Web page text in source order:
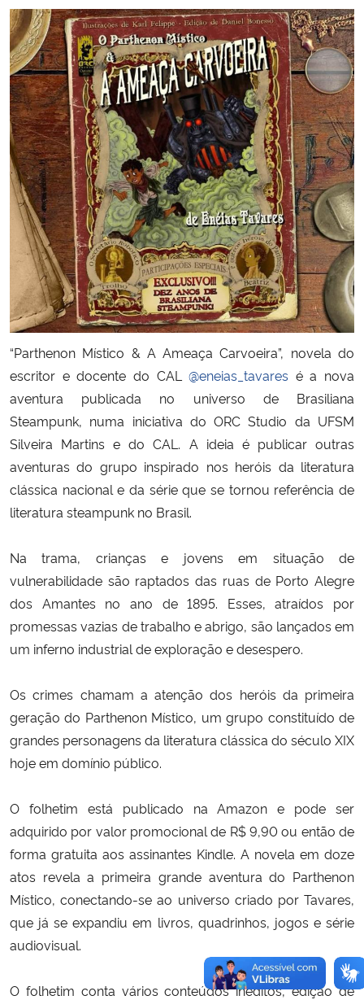
Ministério de Minas e Energia
Ministério da Ciência, Tecnologia, Inovações e Comunicações
Ministério do Meio Ambiente
Ministério do Turismo
Ministério do Desenvolvimento Regional
Controladoria-Geral da União
Ministério da Mulher, da Família e dos Direitos Humanos
Secretaria-Geral
Gabinete de Segurança Institucional
Advocacia-Geral da União
Banco Central do Brasil
“Parthenon Místico & A Ameaça Carvoeira”, novela do
escritor e docente do CAL@eneias_tavares é a nova
aventura publicada no universo de Brasiliana
Steampunk, numa iniciativa do ORC Studio da UFSM
Silveira Martins e do CAL. A ideia é publicar outras
aventuras do grupo inspirado nos heróis da literatura
clássica nacional e da série que se tornou referência de
literatura steampunk no Brasil.
Na trama, crianças e jovens em situação de
vulnerabilidade são raptados das ruas de Porto Alegre
dos Amantes no ano de 1895. Esses, atraídos por
promessas vazias de trabalho e abrigo, são lançados em
um inferno industrial de exploração e desespero.
Os crimes chamam a atenção dos heróis da primeira
geração do Parthenon Místico, um grupo constituído de
grandes personagens da literatura clássica do século XIX
hoje em domínio público.
O folhetim está publicado na Amazon e pode ser
adquirido por valor promocional de R$ 9,90 ou então de
forma gratuita aos assinantes Kindle. A novela em doze
atos revela a primeira grande aventura do Parthenon
Místico, conectando-se ao universo criado por Tavares,
que já se expandiu em livros, quadrinhos, jogos e série
audiovisual.
O folhetim conta vários conteúdos inéditos, edição de